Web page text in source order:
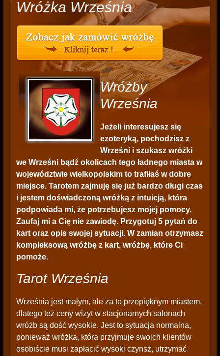
Wróżka Września
Wróżby
Września
Jeżeli interesujesz się
ezoteryką, pochodzisz z
Wrześni i szukasz wróżki
we Wrześni bądź okolicach tego ładnego miasta w
województwie wielkopolskim to trafiłaś w dobre
miejsce. Tarotem zajmuję się już bardzo długi czas
i jestem doświadczoną wróżką z intuicją, która
podpowiada mi, że potrzebujesz mojej pomocy.
Zaufaj mi a Cię nie zawiodę. Przygotuj 5 pytań do
kart oraz opis swojej sytuacji. W zamian otrzymasz
kompleksową wróżbę z kart, wróżbę, które Ci
pomoże.
Tarot Września
Września jest małym, ale za to przepięknym miastem,
dlatego też ceny wizyt w stacjonarnych salonach
wróżb są dość wysokie. Jest to sytuacja normalna,
ponieważ wróżka, która przyjmuje swoich klientów
osobiście musi zapłacić wysoki czynsz, utrzymać